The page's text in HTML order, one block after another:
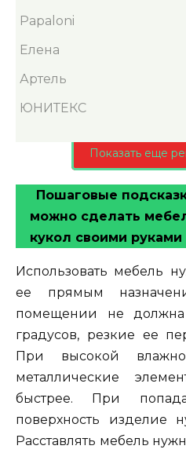
Papaloni
Елена
Артель
ЮНИТЕКС
Показать еще
Пошаговые
можно сделать
кукол своими руками
Использовать мебель
ее прямым
помещении не должна
градусов, резкие ее
При высокой
металлические
быстрее. При
поверхность изделие
Расставлять мебель